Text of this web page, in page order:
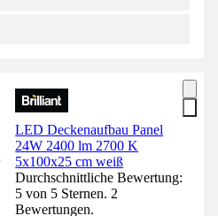
LED Deckenaufbau Panel
24W 2400 lm 2700 K
5x100x25 cm weiß
Durchschnittliche Bewertung:
5 von 5 Sternen. 2
Bewertungen.